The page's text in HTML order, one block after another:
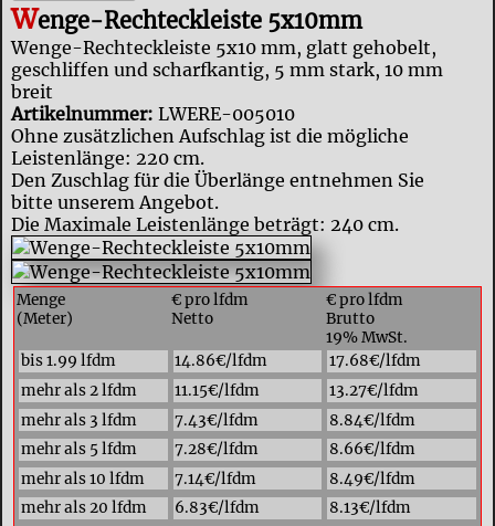
Wenge-Rechteckleiste 5x10mm
Wenge-Rechteckleiste 5x10 mm, glatt gehobelt,
geschliffen und scharfkantig, 5 mm stark, 10 mm
breit
Artikelnummer: LWERE-005010
Ohne zusätzlichen Aufschlag ist die mögliche
Leistenlänge: 220 cm.
Den Zuschlag für die Überlänge entnehmen Sie
bitte unserem Angebot.
Die Maximale Leistenlänge beträgt: 240 cm.
Menge
(Meter)
€ pro lfdm
Netto
€ pro lfdm
Brutto
19% MwSt.
bis 1.99 lfdm
14.86€/lfdm
17.68€/lfdm
mehr als 2 lfdm
11.15€/lfdm
13.27€/lfdm
mehr als 3 lfdm
7.43€/lfdm
8.84€/lfdm
mehr als 5 lfdm
7.28€/lfdm
8.66€/lfdm
mehr als 10 lfdm
7.14€/lfdm
8.49€/lfdm
mehr als 20 lfdm
6.83€/lfdm
8.13€/lfdm